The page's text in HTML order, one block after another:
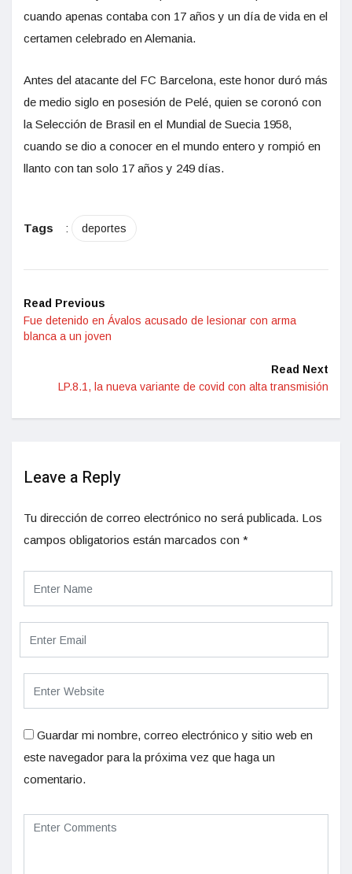
cuando apenas contaba con 17 años y un día de vida en el
certamen celebrado en Alemania.
Antes del atacante del FC Barcelona, este honor duró más
de medio siglo en posesión de Pelé, quien se coronó con
la Selección de Brasil en el Mundial de Suecia 1958,
cuando se dio a conocer en el mundo entero y rompió en
llanto con tan solo 17 años y 249 días.
Tags : deportes
Read Previous
Fue detenido en Ávalos acusado de lesionar con arma
blanca a un joven
Read Next
LP.8.1, la nueva variante de covid con alta transmisión
Leave a Reply
Tu dirección de correo electrónico no será publicada. Los
campos obligatorios están marcados con *
Guardar mi nombre, correo electrónico y sitio web en
este navegador para la próxima vez que haga un
comentario.